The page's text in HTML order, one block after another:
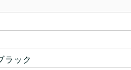
ラック